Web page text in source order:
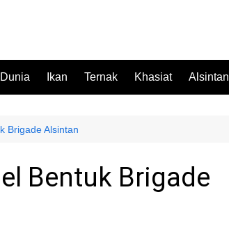
Ikan Ternak Khasiat Alsintan
Brigade Alsintan
Bentuk Brigade